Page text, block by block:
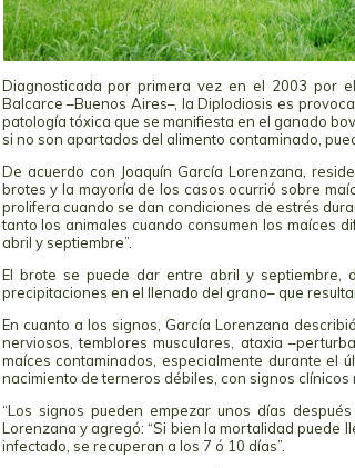
Diagnosticada por primera vez en el 2003 por
Balcarce –Buenos Aires–, la Diplodiosis es
patología tóxica que se manifiesta en el ganado
si no son apartados del alimento contaminado,
De acuerdo con Joaquín García Lorenzana,
brotes y la mayoría de los casos ocurrió sobre
prolifera cuando se dan condiciones de estrés
tanto los animales cuando consumen los maíces
abril y septiembre”.
El brote se puede dar entre abril y septiembre,
precipitaciones en el llenado del grano– que
En cuanto a los signos, García Lorenzana
nerviosos, temblores musculares, ataxia
maíces contaminados, especialmente durante el
nacimiento de terneros débiles, con signos clínicos
“Los signos pueden empezar unos días
Lorenzana y agregó: “Si bien la mortalidad puede
infectado, se recuperan a los 7 ó 10 días”.